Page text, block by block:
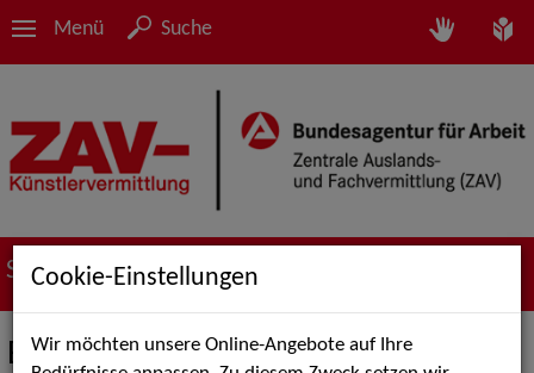
Menü Suche
Suche nach Künstler*innen
Ewa D.
Cookie-Einstellungen
Wir möchten unsere Online-Angebote auf Ihre